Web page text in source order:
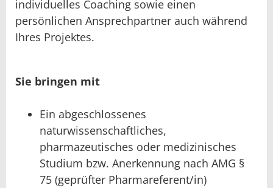
individuelles Coaching sowie einen
persönlichen Ansprechpartner auch während
Ihres Projektes.
Sie bringen mit
Ein abgeschlossenes
naturwissenschaftliches,
pharmazeutisches oder medizinisches
Studium bzw. Anerkennung nach AMG §
75 (geprüfter Pharmareferent/in)